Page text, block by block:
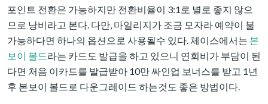
포인트 전환은 가능하지만 전환비율이 3:1로 별로 좋지 않으
므로 낭비라고 본다. 다만, 마일리지가 조금 모자라 예약이 불
가능하다면 하나의 옵션으로 사용될수 있다. 체이스에서는 본
보이 볼드라는 카드도 발급을 하고 있으니 연회비가 부담이 된
다면 처음 이카드를 발급받아 10만 싸인업 보너스를 받고 1년
후 본보이 볼드로 다운그레이드 하는것도 좋은 방법이다.